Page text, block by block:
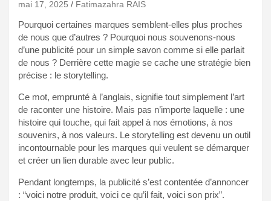
mai 17, 2025 Fatimazahra RAIS
Pourquoi certaines marques semblent-elles plus proches
de nous que d’autres ? Pourquoi nous souvenons-nous
d’une publicité pour un simple savon comme si elle parlait
de nous ? Derrière cette magie se cache une stratégie bien
précise : le storytelling.
Ce mot, emprunté à l’anglais, signifie tout simplement l’art
de raconter une histoire. Mais pas n’importe laquelle : une
histoire qui touche, qui fait appel à nos émotions, à nos
souvenirs, à nos valeurs. Le storytelling est devenu un outil
incontournable pour les marques qui veulent se démarquer
et créer un lien durable avec leur public.
Pendant longtemps, la publicité s’est contentée d’annoncer
: “voici notre produit, voici ce qu’il fait, voici son prix”.